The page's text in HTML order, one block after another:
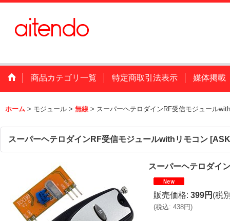
商品カテゴリ一覧 特定商取引法表示 媒体掲載
ホーム > モジュール > 無線 > スーパーヘテロダインRF受信モジュール
スーパーヘテロダインRF受信モジュールwithリモコン [
スーパーヘテロダイ
販売価格: 399円 (税
(税込: 438円)